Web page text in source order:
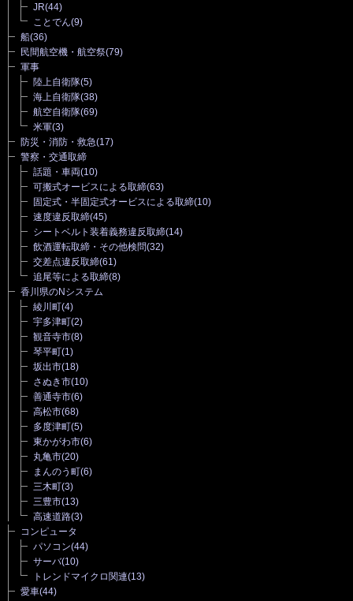
JR(44)
ことでん(9)
船(36)
民間航空機・航空祭(79)
軍事
陸上自衛隊(5)
海上自衛隊(38)
航空自衛隊(69)
米軍(3)
防災・消防・救急(17)
警察・交通取締
話題・車両(10)
可搬式オービスによる取締(63)
固定式・半固定式オービスによる取締(10)
速度違反取締(45)
シートベルト装着義務違反取締(14)
飲酒運転取締・その他検問(32)
交差点違反取締(61)
追尾等による取締(8)
香川県のNシステム
綾川町(4)
宇多津町(2)
観音寺市(8)
琴平町(1)
坂出市(18)
さぬき市(10)
善通寺市(6)
高松市(68)
多度津町(5)
東かがわ市(6)
丸亀市(20)
まんのう町(6)
三木町(3)
三豊市(13)
高速道路(3)
コンピュータ
パソコン(44)
サーバ(10)
トレンドマイクロ関連(13)
愛車(44)